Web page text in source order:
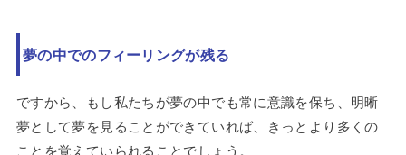
夢の中でのフィーリングが残る
ですから、もし私たちが夢の中でも常に意識を保ち、明晰
夢として夢を見ることができていれば、きっとより多くの
ことを覚えていられることでしょう。